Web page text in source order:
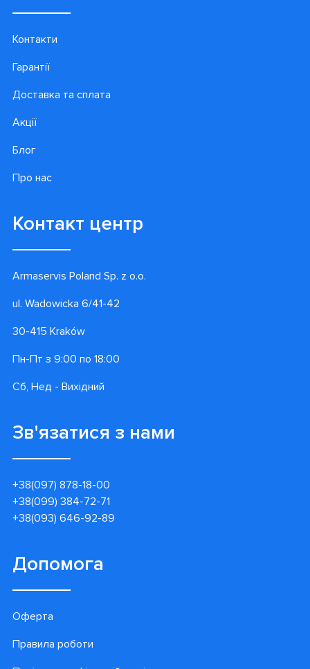
Контакти
Гарантії
Доставка та сплата
Акції
Блог
Про нас
Контакт центр
Armaservis Poland Sp. z o.o.
ul. Wadowicka 6/41-42
30-415 Kraków
Пн-Пт з 9:00 по 18:00
Сб, Нед - Вихідний
Зв'язатися з нами
+38(097) 878-18-00
+38(099) 384-72-71
+38(093) 646-92-89
Допомога
Оферта
Правила роботи